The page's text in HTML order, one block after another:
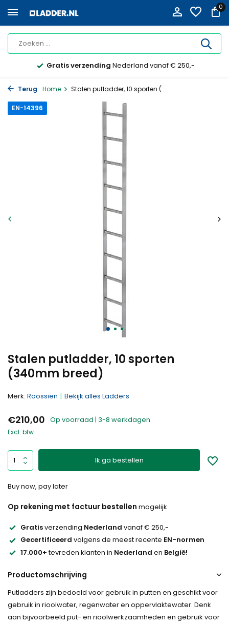
0
Gratis verzending Nederland vanaf € 250,-
Terug Home Stalen putladder, 10 sporten (...
Stalen putladder, 10 sporten
(340mm breed)
EN-14396
Merk: Roossien Bekijk alles Ladders
€210,00 Op voorraad | 3-8 werkdagen
Excl. btw
Ik ga bestellen
Buy now, pay later
Op rekening met factuur bestellen mogelijk
Gratisverzending Nederland vanaf € 250,-
Gecertificeerd volgens de meest recente EN-normen
17.000+tevreden klanten in Nederland en België!
Productomschrijving
Putladders zijn bedoeld voor gebruik in putten en geschikt voor
gebruik in rioolwater, regenwater en oppervlaktewater. Denk
aan bijvoorbeeld put- en rioolwerkzaamheden en gebruik voor